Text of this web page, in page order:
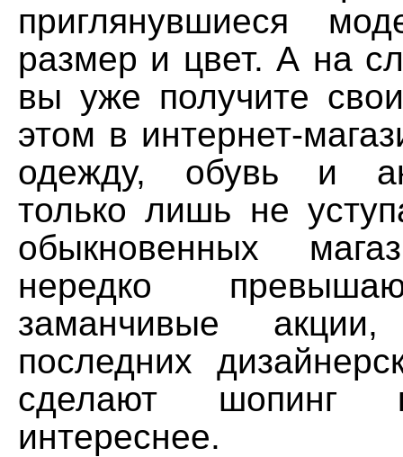
приглянувшиеся
размер и цвет. А на
вы уже получите
этом в интернет-
одежду, обувь и
только лишь не
обыкновенных
нередко
заманчивые
последних
сделают шопинг
интереснее.